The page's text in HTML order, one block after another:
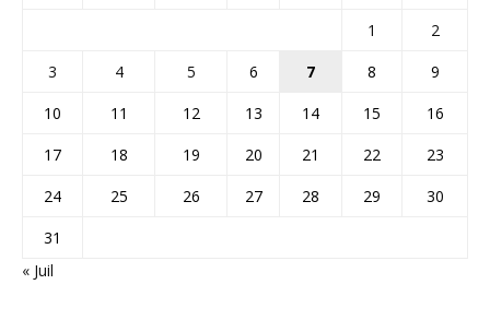
1
2
3
4 5 6 7 8
9
10
11 12 13 14 15
16
17
18 19 20 21 22
23
24
25 26 27 28 29
30
31
« Juil